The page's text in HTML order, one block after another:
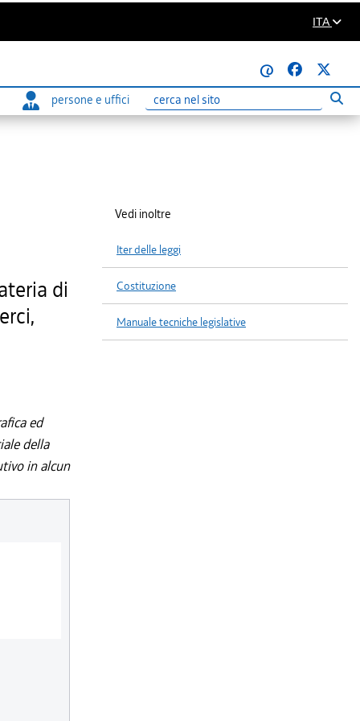
ITA
@
persone e uffici
Ricerca
di
ed
della
in alcun
Vedi inoltre
Iter delle leggi
Costituzione
Manuale tecniche legislative